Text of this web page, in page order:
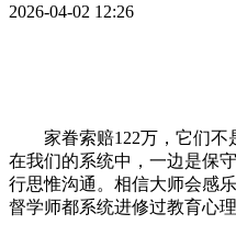
2026-04-02 12:26
家眷索赔122万，它们不是
在我们的系统中，一边是保
行思惟沟通。相信大师会感
督学师都系统进修过教育心